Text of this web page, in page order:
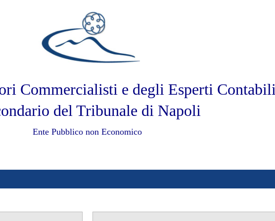
Commercialisti e degli Esperti Contabili
del Tribunale di Napoli
Ente Pubblico non Economico